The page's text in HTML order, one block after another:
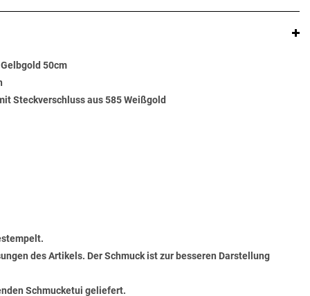
50cm
Steckverschluss aus 585 Weißgold
des Artikels. Der Schmuck ist zur besseren Darstellung
Schmucketui geliefert.